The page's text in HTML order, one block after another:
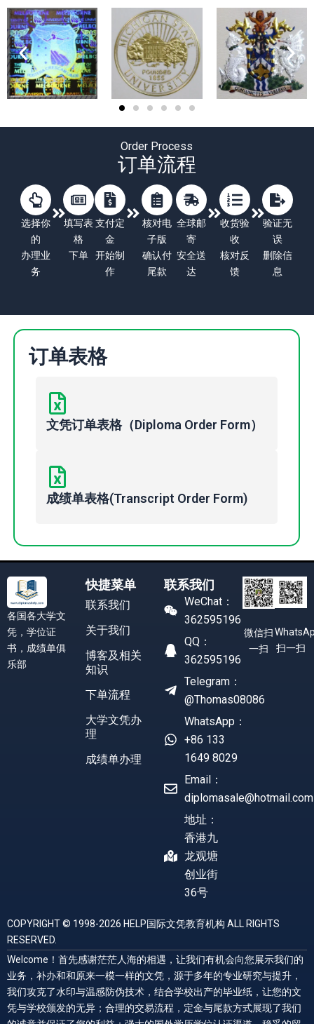
Order Process
订单流程
选择你
的
办理业
务
填写表
格
下单
支付定
金
开始制
作
核对电
子版
确认付
尾款
全球邮
寄
安全送
达
收货验
收
核对反
馈
验证无
误
删除信
息
订单表格
文凭订单表格（Diploma Order Form）
成绩单表格(Transcript Order Form)
各国各大学文
凭，学位证
书，成绩单俱
乐部
快捷菜单
联系我们
关于我们
博客及相关
知识
下单流程
大学文凭办
理
成绩单办理
联系我们
WeChat：
362595196
QQ：
362595196
Telegram：
@Thomas08086
WhatsApp：
+86 133
1649 8029
Email：
diplomasale@hotmail.com
地址：
香港九
龙观塘
创业街
36号
微信扫
一扫
扫一扫
COPYRIGHT © 1998-2026 HELP国际文凭教育机构 ALL RIGHTS
RESERVED.
Welcome！首先感谢茫茫人海的相遇，让我们有机会向您展示我们的
业务，补办和和原来一模一样的文凭，源于多年的专业研究与提升，
我们攻克了水印与温感防伪技术，结合学校出产的毕业纸，让您的文
凭与学校颁发的无异；合理的交易流程，定金与尾款方式展现了我们